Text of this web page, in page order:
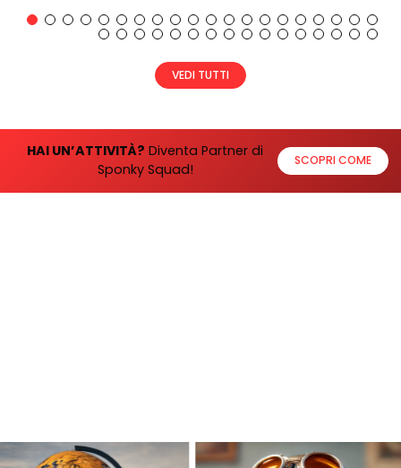
VEDI TUTTI
HAI UN’ATTIVITÀ? Diventa Partner di
Sponky Squad!
SCOPRI COME